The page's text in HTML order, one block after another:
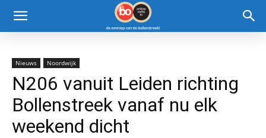
Nieuws Noordwijk
N206 vanuit Leiden richting
Bollenstreek vanaf nu elk
weekend dicht